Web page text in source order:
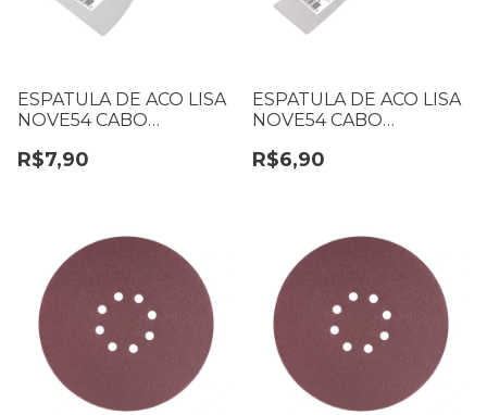
ESPATULA DE ACO LISA
NOVE54 CABO
63MM
R$7,90
ESPATULA DE ACO LISA
NOVE54 CABO
38MM
R$6,90